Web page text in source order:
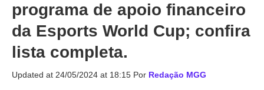
programa de apoio financeiro
da Esports World Cup; confira
lista completa.
Updated at 24/05/2024 at 18:15 Por Redação MGG